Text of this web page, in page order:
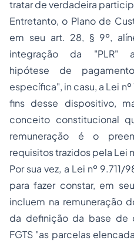
tratar de verdadeira
Entretanto, o Plano de
em seu art. 28, § 9º,
integração da "PLR"
hipótese de pagamento
específica", in casu, a Lei
fins desse dispositivo,
conceito constitucional
remuneração é o
requisitos trazidos pela Lei
Por sua vez, a Lei nº
para fazer constar, em
incluem na remuneração
da definição da base de
FGTS "as parcelas